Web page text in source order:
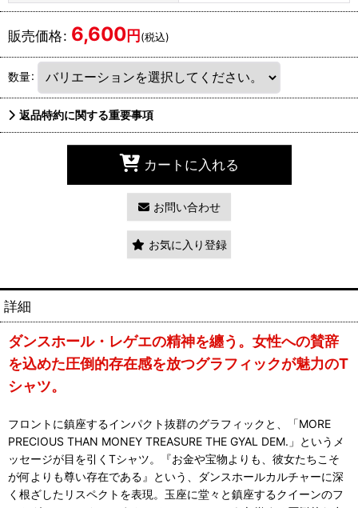
販売価格: 6,600円(税込)
数量:
返品特約に関する重要事項
カートに入れる
お問い合わせ
お気に入り登録
詳細
ダンスホール・レゲエの精神を纏う。女性への賛辞
を込めた圧倒的存在感を放つグラフィックが魅力のT
シャツ。
フロントに鎮座するインパクト抜群のグラフィックと、「MORE
PRECIOUS THAN MONEY TREASURE THE GYAL DEM.」というメ
ッセージが目を引くTシャツ。『お金や宝物よりも、彼女たちこそ
が何よりも尊い存在である』という、ダンスホールカルチャーに深
く根ざしたリスペクトを表現。玉座に堂々と鎮座するクイーンのフ